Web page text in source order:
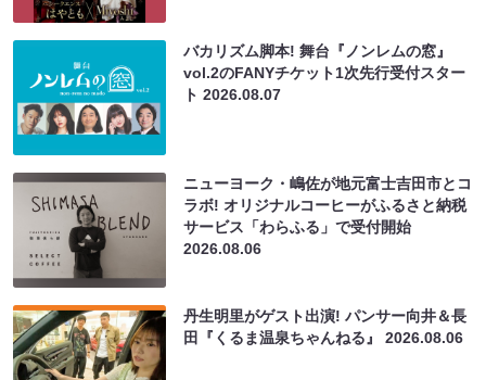
バカリズム脚本! 舞台『ノンレムの窓』
vol.2のFANYチケット1次先行受付スター
ト2026.08.07
ニューヨーク・嶋佐が地元富士吉田市とコ
ラボ! オリジナルコーヒーがふるさと納税
サービス「わらふる」で受付開始
2026.08.06
丹生明里がゲスト出演! パンサー向井＆長
田『くるま温泉ちゃんねる』2026.08.06